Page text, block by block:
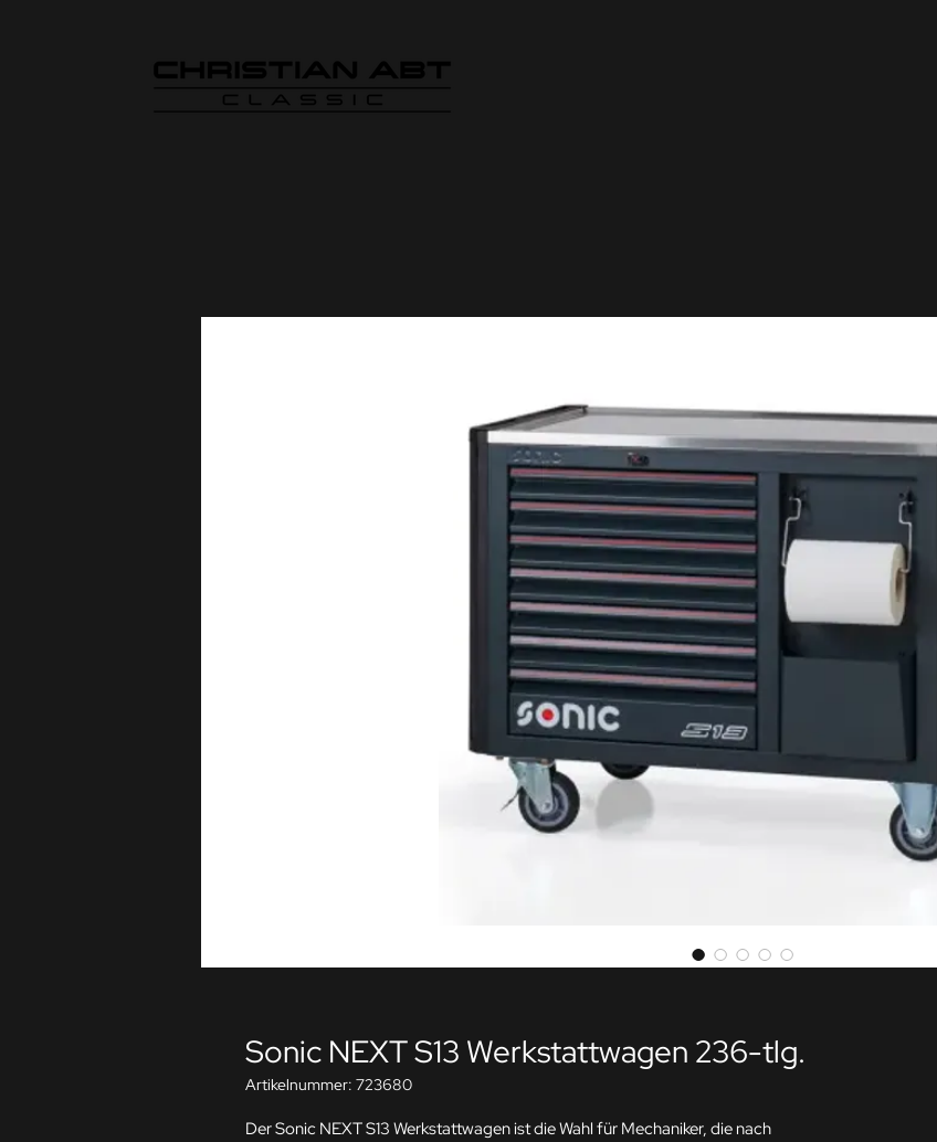
Sonic NEXT S13 Werkstattwagen 236-tlg.
Artikelnummer: 723680
Der Sonic NEXT S13 Werkstattwagen ist die Wahl für Mechaniker, die nach